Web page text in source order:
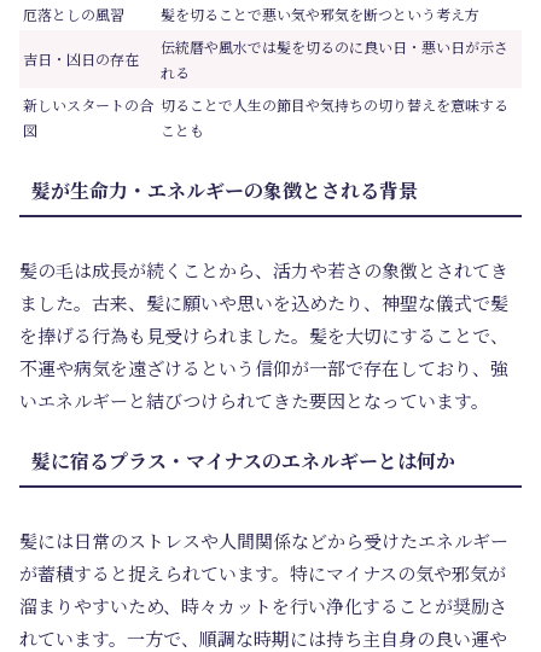
厄落としの風習 髪を切ることで悪い気や邪気を断つという考え方
吉日・凶日の存在
伝統暦や風水では髪を切るのに良い日・悪い日が示さ
れる
新しいスタートの合
図
切ることで人生の節目や気持ちの切り替えを意味する
ことも
髪が生命力・エネルギーの象徴とされる背景
髪の毛は成長が続くことから、活力や若さの象徴とされてき
ました。古来、髪に願いや思いを込めたり、神聖な儀式で髪
を捧げる行為も見受けられました。髪を大切にすることで、
不運や病気を遠ざけるという信仰が一部で存在しており、強
いエネルギーと結びつけられてきた要因となっています。
髪に宿るプラス・マイナスのエネルギーとは何か
髪には日常のストレスや人間関係などから受けたエネルギー
が蓄積すると捉えられています。特にマイナスの気や邪気が
溜まりやすいため、時々カットを行い浄化することが奨励さ
れています。一方で、順調な時期には持ち主自身の良い運や